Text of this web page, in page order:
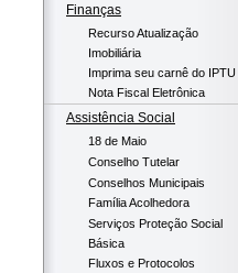
Finanças
Recurso Atualização
Imobiliária
Imprima seu carnê do IPTU
Nota Fiscal Eletrônica
Assistência Social
18 de Maio
Conselho Tutelar
Conselhos Municipais
Família Acolhedora
Serviços Proteção Social
Básica
Fluxos e Protocolos